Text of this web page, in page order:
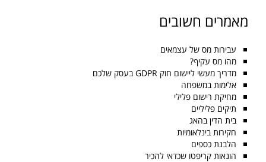
מאמרים חשובים
עבירות מס של עצמאים
מהו מס עקיף?
מדריך מעשי ליישום חוק GDPR בעסק שלכם
אלימות במשפחה
מחיקת רישום פלילי
תיקים פליליים
בית הדין בהאג
חקירות בינלאומיות
הלבנת כספים
הונאות קריפטו שכדאי להכיר